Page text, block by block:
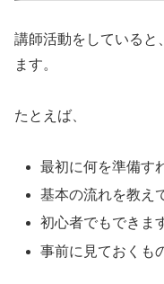
講師活動をしていると
ます。
たとえば、
最初に何を準備す
基本の流れを教え
初心者でもできま
事前に見ておくも